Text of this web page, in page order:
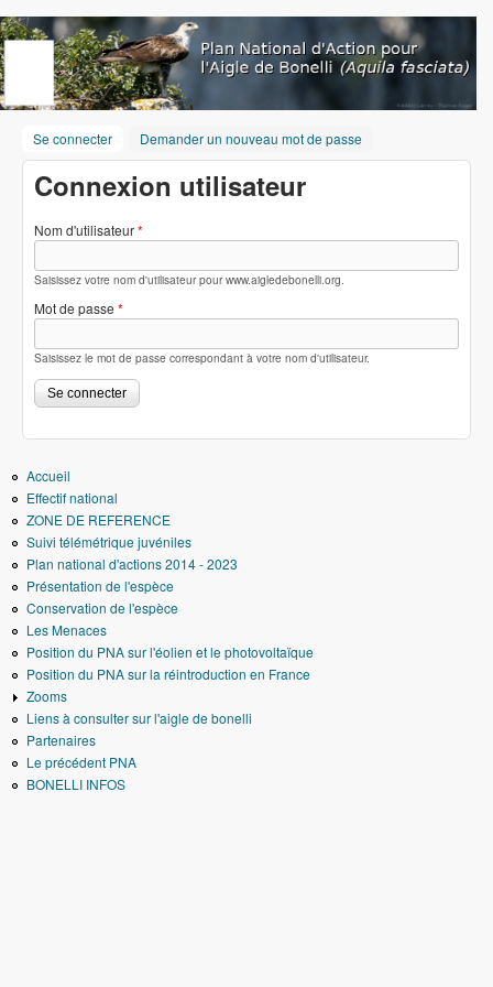
Aller au contenu principal
www.aigledebonelli.org
Se connecter (onglet actif)
Demander un nouveau mot de passe
Connexion utilisateur
Nom d'utilisateur*
Saisissez votre nom d'utilisateur pour www.aigledebonelli.org.
Mot de passe *
Saisissez le mot de passe correspondant à votre nom d'utilisateur.
Accueil
Effectif national
ZONE DE REFERENCE
Suivi télémétrique juvéniles
Plan national d'actions 2014 - 2023
Présentation de l'espèce
Conservation de l'espèce
Les Menaces
Position du PNA sur l'éolien et le photovoltaïque
Position du PNA sur la réintroduction en France
Zooms
Liens à consulter sur l'aigle de bonelli
Partenaires
Le précédent PNA
BONELLI INFOS